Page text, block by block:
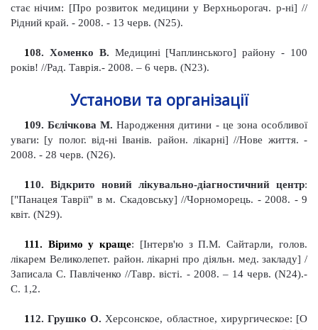
стає нічим: [Про розвиток медицини у Верхньорогач. р-ні] //
Рідний край. - 2008. - 13 черв. (N25).
108. Хоменко В. Медицині [Чаплинського] району - 100
років! //Рад. Таврія.- 2008. – 6 черв. (N23).
Установи та організації
109. Бєлічкова М. Народження дитини - це зона особливої
уваги: [у полог. від-ніІванів. район. лікарні] //Нове життя. -
2008. - 28 черв. (N26).
1 10. Відкрито новий лікувально-діагностичний центр:
["Панацея Таврії" вм. Скадовську] //Чорноморець. - 2008. - 9
квіт. (N29).
111. Віримо у краще: [Інтерв'ю з П.М. Сайтарли, голов.
лікарем Великолепет. район. лікарні про діяльн. мед. закладу] /
Записала С. Павліченко //Тавр. вісті. - 2008. – 14 черв. (N24).-
С. 1,2.
1 12. Грушко О. Херсонское, областное, хирургическое: [О